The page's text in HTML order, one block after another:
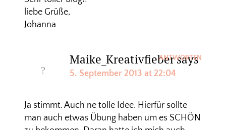
liebe Grüße,
Johanna
Maike_Kreativfiebersays
5. September 2013 at 22:04
Ja stimmt. Auch ne tolle Idee. Hierfür sollte
man auch etwas Übung haben um es SCHÖN
ANTWORTEN